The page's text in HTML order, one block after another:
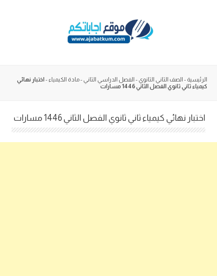
الرئيسية - الصف الثاني الثانوي - الفصل الدراسي الثاني -مادة الكيمياء - اختبار نهائي
كيمياء ثاني ثانوي الفصل الثاني 1446 مسارات
اختبار نهائي كيمياء ثاني ثانوي الفصل الثاني 1446 مسارات